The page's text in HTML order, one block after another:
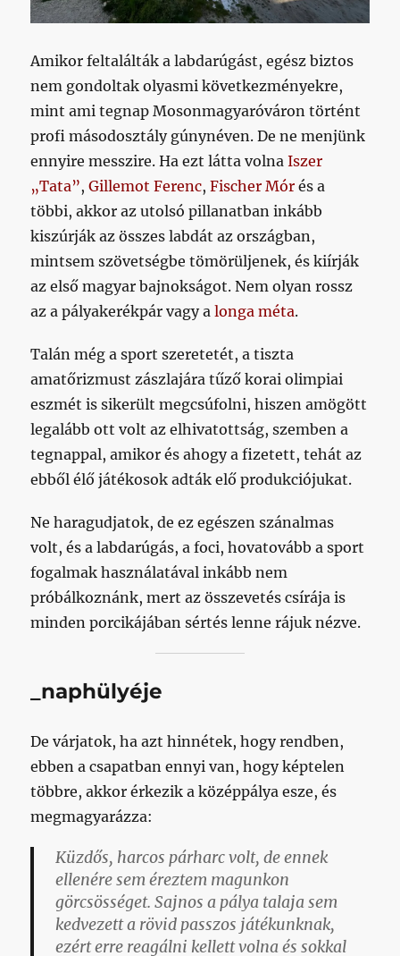
Amikor feltalálták a labdarúgást, egész biztos
nem gondoltak olyasmi következményekre,
mint ami tegnap Mosonmagyaróváron történt
profi másodosztály gúnynéven. De ne menjünk
ennyire messzire. Ha ezt látta volnaIszer
„Tata”,Gillemot Ferenc,Fischer Mór és a
többi, akkor az utolsó pillanatban inkább
kiszúrják az összes labdát az országban,
mintsem szövetségbe tömörüljenek, és kiírják
az első magyar bajnokságot. Nem olyan rossz
az a pályakerékpár vagy alonga méta.
Talán még a sport szeretetét, a tiszta
amatőrizmust zászlajára tűző korai olimpiai
eszmét is sikerült megcsúfolni, hiszen amögött
legalább ott volt az elhivatottság, szemben a
tegnappal, amikor és ahogy a fizetett, tehát az
ebből élő játékosok adták elő produkciójukat.
Ne haragudjatok, de ez egészen szánalmas
volt, és a labdarúgás, a foci, hovatovább a sport
fogalmak használatával inkább nem
próbálkoznánk, mert az összevetés csírája is
minden porcikájában sértés lenne rájuk nézve.
_naphülyéje
De várjatok, ha azt hinnétek, hogy rendben,
ebben a csapatban ennyi van, hogy képtelen
többre, akkor érkezik a középpálya esze, és
megmagyarázza:
Küzdős, harcos párharc volt, de ennek
ellenére sem éreztem magunkon
görcsösséget. Sajnos a pálya talaja sem
kedvezett a rövid passzos játékunknak,
ezért erre reagálni kellett volna és sokkal